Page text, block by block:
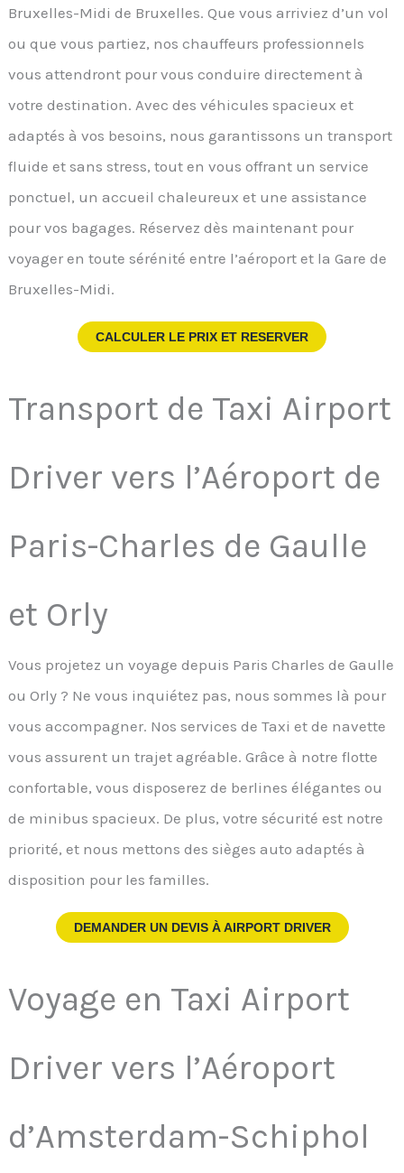
Bruxelles-Midi de Bruxelles. Que vous arriviez d’un vol
ou que vous partiez, nos chauffeurs professionnels
vous attendront pour vous conduire directement à
votre destination. Avec des véhicules spacieux et
adaptés à vos besoins, nous garantissons un transport
fluide et sans stress, tout en vous offrant un service
ponctuel, un accueil chaleureux et une assistance
pour vos bagages. Réservez dès maintenant pour
voyager en toute sérénité entre l’aéroport et la Gare de
Bruxelles-Midi.
CALCULER LE PRIX ET RESERVER
Transport de Taxi Airport
Driver vers l’Aéroport de
Paris-Charles de Gaulle
et Orly
Vous projetez un voyage depuis Paris Charles de Gaulle
ou Orly ? Ne vous inquiétez pas, nous sommes là pour
vous accompagner. Nos services de Taxi et de navette
vous assurent un trajet agréable. Grâce à notre flotte
confortable, vous disposerez de berlines élégantes ou
de minibus spacieux. De plus, votre sécurité est notre
priorité, et nous mettons des sièges auto adaptés à
disposition pour les familles.
DEMANDER UN DEVIS ÀAIRPORT DRIVER
Voyage en Taxi Airport
Driver vers l’Aéroport
d’Amsterdam-Schiphol